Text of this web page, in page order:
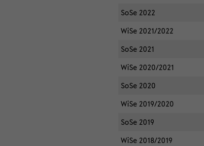
SoSe 2022
WiSe 2021/2022
SoSe 2021
WiSe 2020/2021
SoSe 2020
WiSe 2019/2020
SoSe 2019
WiSe 2018/2019